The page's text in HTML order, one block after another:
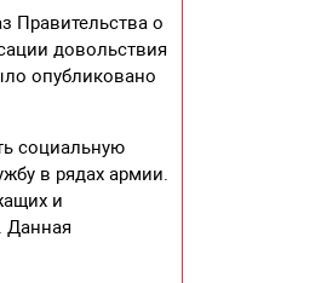
Правительства о
довольствия
опубликовано
социальную
в рядах армии.
и
Данная